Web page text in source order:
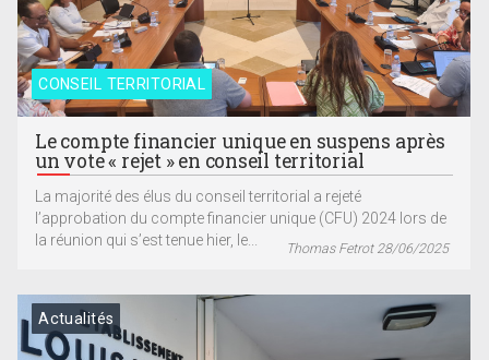
CONSEIL TERRITORIAL
Le compte financier unique en suspens après
un vote « rejet » en conseil territorial
La majorité des élus du conseil territorial a rejeté
l’approbation du compte financier unique (CFU) 2024 lors de
la réunion qui s’est tenue hier, le...
Thomas Fetrot 28/06/2025
Actualités